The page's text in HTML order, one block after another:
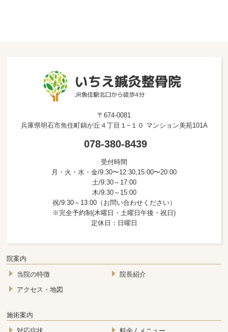
〒674-0081
兵庫県明石市魚住町錦が丘４丁目１−１０ マンション美苑101A
078-380-8439
受付時間
月・火・水・金/9:30〜12:30,15:00〜20:00
土/9:30～17:00
木/9:30～15:00
祝/9:30～13:00（お問い合わせください）
※完全予約制(木曜日・土曜日午後・祝日)
定休日：日曜日
院案内
当院の特徴
院長紹介
アクセス・地図
施術案内